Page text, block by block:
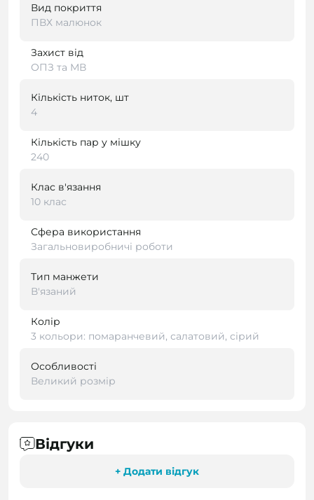
Вид покриття
ПВХ малюнок
Захист від
ОПЗ та МВ
Кількість ниток, шт
4
Кількість пар у мішку
240
Клас в'язання
10 клас
Сфера використання
Загальновиробничі роботи
Тип манжети
В'язаний
Колір
3 кольори: помаранчевий, салатовий, сірий
Особливості
Великий розмір
Відгуки
+ Додати відгук